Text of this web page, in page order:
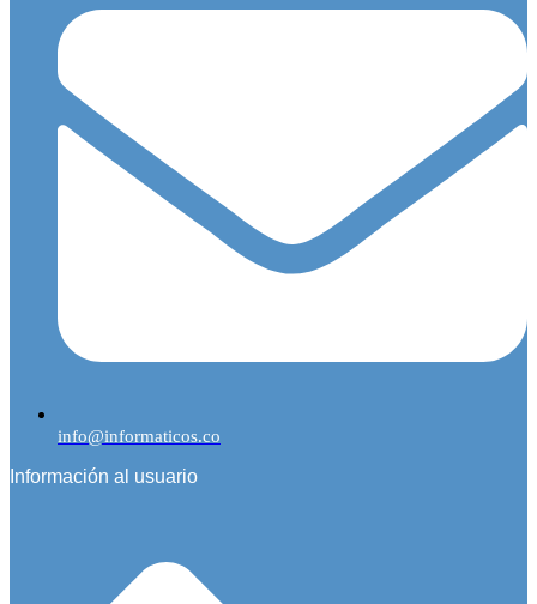
info@informaticos.co
Información al usuario